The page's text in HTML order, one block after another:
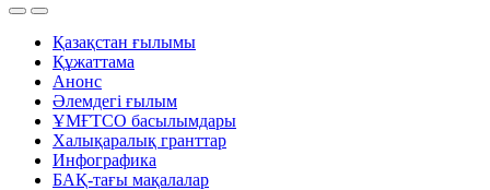
Қазақстан ғылымы
Құжаттама
Анонс
Әлемдегі ғылым
ҰМҒТСО басылымдары
Халықаралық гранттар
Инфографика
БАҚ-тағы мақалалар